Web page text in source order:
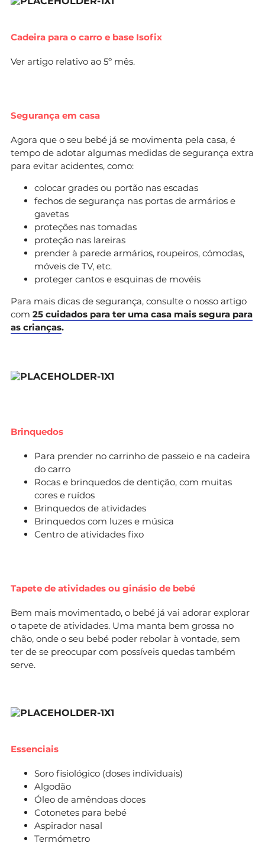
Cadeira para o carro e base Isofix
Ver artigo relativo ao 5º mês.
Segurança em casa
Agora que o seu bebé já se movimenta pela casa, é
tempo de adotar algumas medidas de segurança extra
para evitar acidentes, como:
colocar grades ou portão nas escadas
fechos de segurança nas portas de armários e
gavetas
proteções nas tomadas
proteção nas lareiras
prender à parede armários, roupeiros, cómodas,
móveis de TV, etc.
proteger cantos e esquinas de movéis
Para mais dicas de segurança, consulte o nosso artigo
com 25 cuidados para ter uma casa mais segura para
as crianças.
Brinquedos
Para prender no carrinho de passeio e na cadeira
do carro
Rocas e brinquedos de dentição, com muitas
cores e ruídos
Brinquedos de atividades
Brinquedos com luzes e música
Centro de atividades fixo
Tapete de atividades ou ginásio de bebé
Bem mais movimentado, o bebé já vai adorar explorar
o tapete de atividades. Uma manta bem grossa no
chão, onde o seu bebé poder rebolar à vontade, sem
ter de se preocupar com possíveis quedas também
serve.
Essenciais
Soro fisiológico (doses individuais)
Algodão
Óleo de amêndoas doces
Cotonetes para bebé
Aspirador nasal
Termómetro